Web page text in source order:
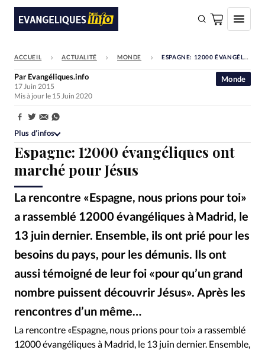
FAIRE UN DON
Faire un don
Société
Monde
Bible
Toute l'actualité
Se connecter
RUBRIQUES
Toute l'actualité Bible Culture
Economie
Eglises
Histoire Laicité
Liberté religieuse
Mission
Monde People
Société
ACCUEIL ACTUALITÉ MONDE ESPAGNE: 12000 ÉVANGÉLIQUES ONT MARCHÉ POUR JÉSUS
Espagne: 12000 évangéliques ont
marché pour Jésus
La rencontre «Espagne, nous prions pour toi»
a rassemblé 12000 évangéliques à Madrid, le
13 juin dernier. Ensemble, ils ont prié pour les
besoins du pays, pour les démunis. Ils ont
aussi témoigné de leur foi «pour qu’un grand
nombre puissent découvrir Jésus». Après les
rencontres d’un même…
Monde
Par Evangéliques.info
17 Juin 2015
Mis à jour le 15 Juin 2020
Partager:
Plus d’infos
La rencontre «Espagne, nous prions pour toi» a rassemblé
12000 évangéliques à Madrid, le 13 juin dernier. Ensemble,